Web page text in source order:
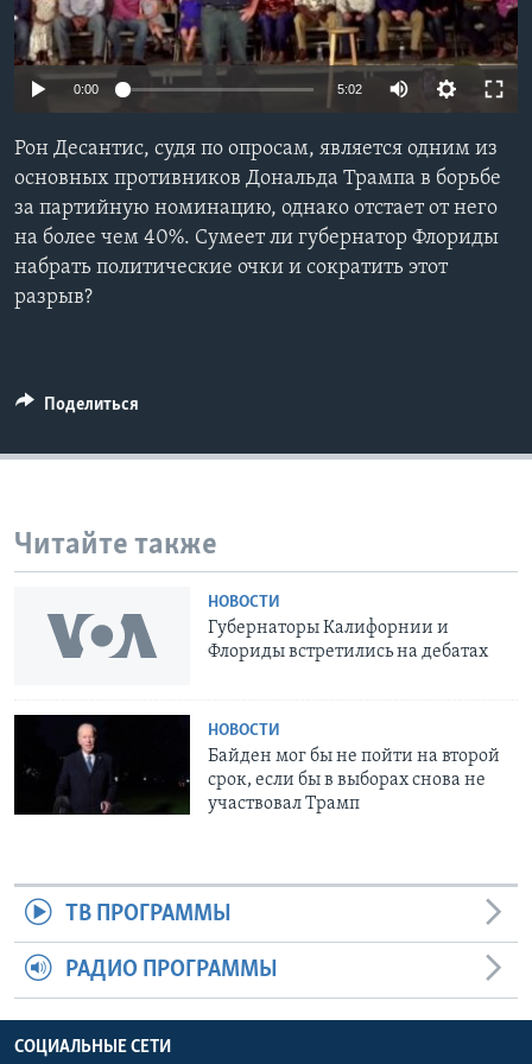
Learning English
Языки
0:00 5:02
Рон Деcантис, судя по опросам, является одним из
основных противников Дональда Трампа в борьбе
за партийную номинацию, однако отстает от него
на более чем 40%. Сумеет ли губернатор Флориды
набрать политические очки и сократить этот
разрыв?
Поделиться
Читайте также
НОВОСТИ
Губернаторы Калифорнии и
Флориды встретились на дебатах
НОВОСТИ
Байден мог бы не пойти на второй
срок, если бы в выборах снова не
участвовал Трамп
ТВ ПРОГРАММЫ
РАДИО ПРОГРАММЫ
СОЦИАЛЬНЫЕ СЕТИ